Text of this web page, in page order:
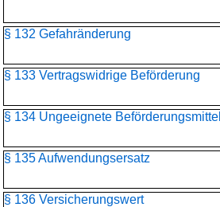
§ 132 Gefahränderung
§ 133 Vertragswidrige Beförderung
§ 134 Ungeeignete Beförderungsmittel
§ 135 Aufwendungsersatz
§ 136 Versicherungswert